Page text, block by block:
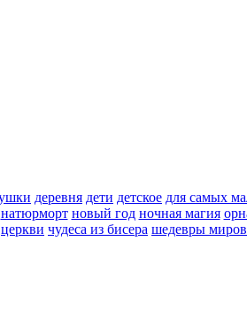
деревня дети детское для самых
натюрморт новый год ночная магия
церкви чудеса из бисера шедевры